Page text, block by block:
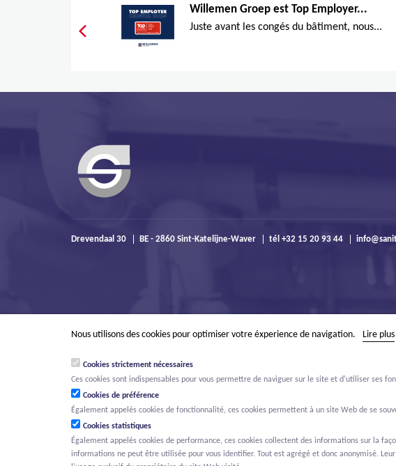
Willemen Groep est Top Employer...
Juste avant les congés du bâtiment, nous...
Drevendaal 30 BE - 2860 Sint-Katelijne-Waver tél +32 15 20 93 44
Nous utilisons des cookies pour optimiser votre éxperience de navigation. Lire plus
Cookies strictement nécessaires
Ces cookies sont indispensables pour vous permettre de naviguer sur le site et d'utiliser ses
Cookies de préférence
Également appelés cookies de fonctionnalité, ces cookies permettent à un site Web de se
Cookies statistiques
Également appelés cookies de performance, ces cookies collectent des informations sur la
informations ne peut être utilisée pour vous identifier. Tout est agrégé et donc anonymisé.